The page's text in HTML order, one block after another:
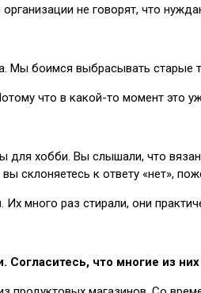
организации не говорят, что
Мы боимся выбрасывать старые
что в какой-то момент это
для хобби. Вы слышали, что
склоняетесь к ответу «нет»,
Их много раз стирали, они
Согласитесь, что многие из